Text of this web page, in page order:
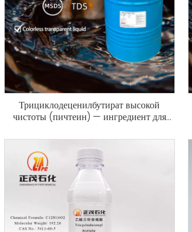
Трициклодеценилбутират высокой
чистоты (пичтеин) — ингредиент для
113889-23-9 | Косметический
ароматический химикат